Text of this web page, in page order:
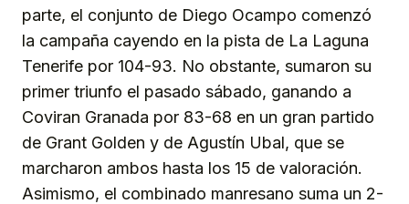
parte, el conjunto de Diego Ocampo comenzó
la campaña cayendo en la pista de La Laguna
Tenerife por 104-93. No obstante, sumaron su
primer triunfo el pasado sábado, ganando a
Coviran Granada por 83-68 en un gran partido
de Grant Golden y de Agustín Ubal, que se
marcharon ambos hasta los 15 de valoración.
Asimismo, el combinado manresano suma un 2-